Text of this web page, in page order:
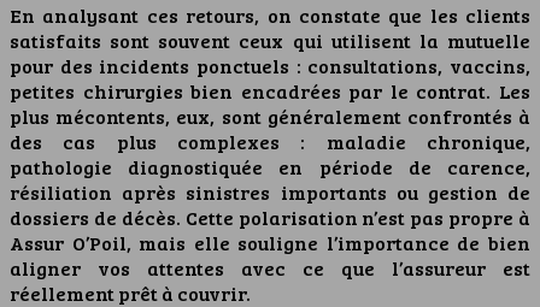
En analysant ces retours, on constate que les clients
satisfaits sont souvent ceux qui utilisent la mutuelle
pour des incidents ponctuels : consultations, vaccins,
petites chirurgies bien encadrées par le contrat. Les
plus mécontents, eux, sont généralement confrontés à
des cas plus complexes : maladie chronique,
pathologie diagnostiquée en période de carence,
résiliation après sinistres importants ou gestion de
dossiers de décès. Cette polarisation n’est pas propre à
Assur O’Poil, mais elle souligne l’importance de bien
aligner vos attentes avec ce que l’assureur est
réellement prêt à couvrir.